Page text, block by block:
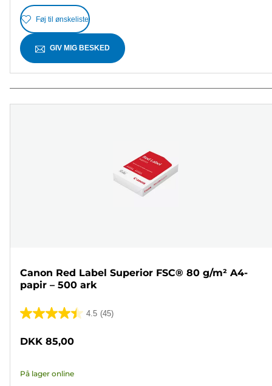
Føj til ønskeliste
GIV MIG BESKED
Canon Red Label Superior FSC® 80 g/m² A4-
papir – 500 ark
4.5 (45)
4.5
stjerner.
DKK 85,00
På lager online